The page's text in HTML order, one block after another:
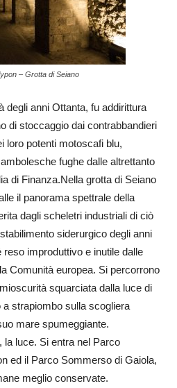
– Grotta di Seiano
degli anni Ottanta, fu addirittura
di stoccaggio dai contrabbandieri
loro potenti motoscafi blu,
fughe dalle altrettanto
di Finanza.Nella grotta di Seiano
il panorama spettrale della
dagli scheletri industriali di ciò
siderurgico degli anni
improduttivo e inutile dalle
Comunità europea. Si percorrono
squarciata dalla luce di
strapiombo sulla scogliera
mare spumeggiante.
la luce. Si entra nel Parco
ed il Parco Sommerso di Gaiola,
meglio conservate.